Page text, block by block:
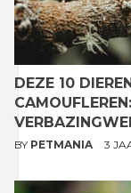
DEZE 10
BY PETMANIA 3